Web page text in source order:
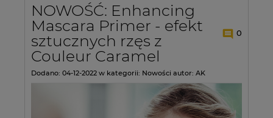
NOWOŚĆ: Enhancing
Mascara Primer - efekt
sztucznych rzęs z
Couleur Caramel
0
Dodano: 04-12-2022 w kategorii: Nowości autor: AK